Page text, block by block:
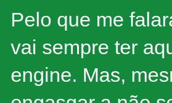
Pelo que me
vai sempre ter
engine. Mas,